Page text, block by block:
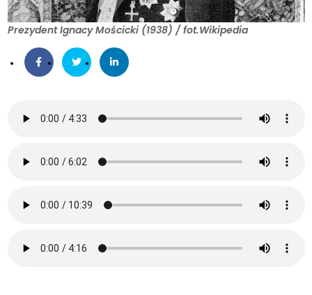
Prezydent Ignacy Mościcki (1938) / fot.Wikipedia